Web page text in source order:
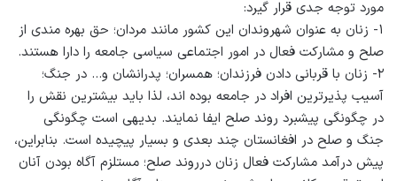
مورد توجه جدی قرار گیرد:
۱- زنان به عنوان شهروندان این کشور مانند مردان؛ حق بهره مندی از
صلح و مشارکت فعال در امور اجتماعی سیاسی جامعه را دارا هستند.
۲- زنان با قربانی دادن فرزندان؛ همسران؛ پدرانشان و… در جنگ؛
آسیب پذیرترین افراد در جامعه بوده اند، لذا باید بیشترین نقش را
در چگونگی پیشبرد روند صلح ایفا نمایند. بدیهی است چگونگی
جنگ و صلح در افغانستان چند بعدی و بسیار پیچیده است. بنابراین،
پیش درآمد مشارکت فعال زنان درروند صلح؛ مستلزم آگاه بودن آنان